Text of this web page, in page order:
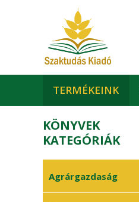
TERMÉKEINK
KÖNYVEK
KATEGÓRIÁK
Agrárgazdaság